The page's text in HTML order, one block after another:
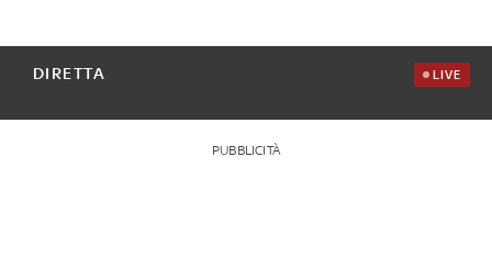
DIRETTA LIVE
PUBBLICITÀ